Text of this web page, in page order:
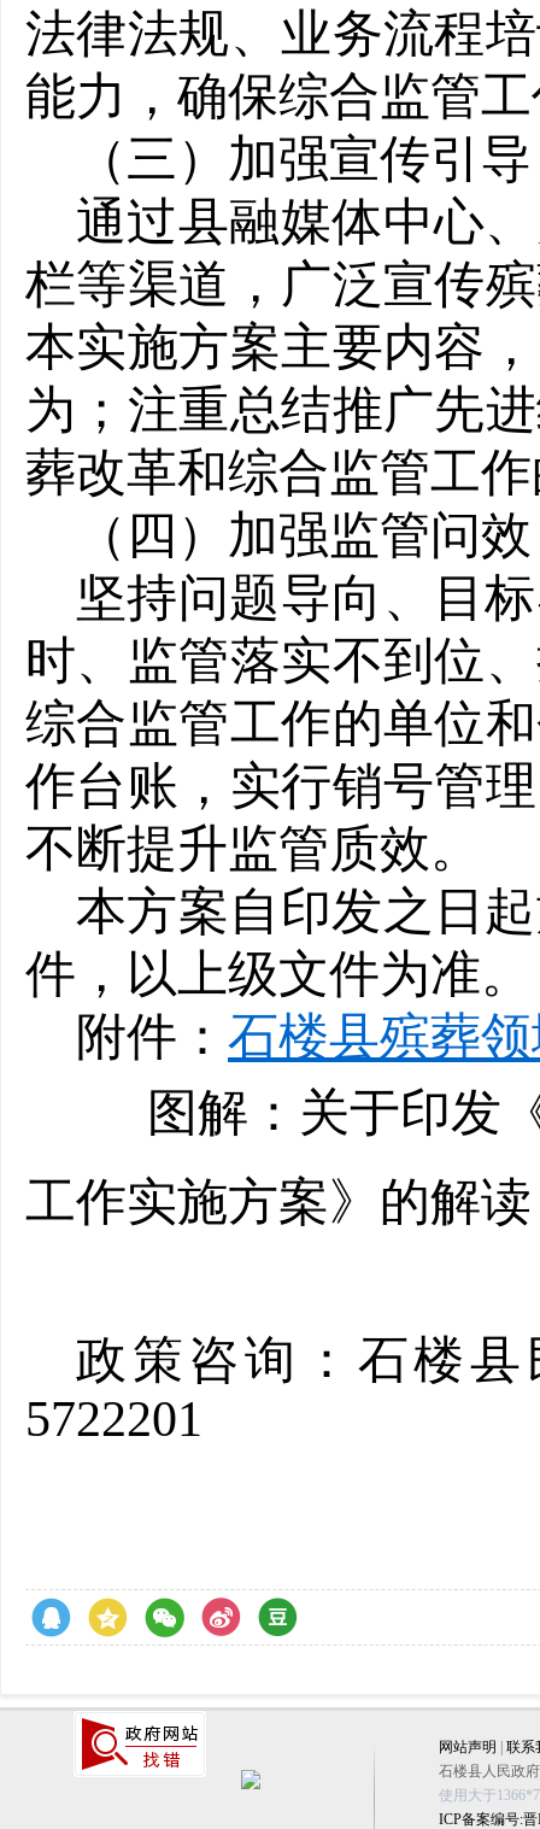
法律法规、业务流程
能力，确保综合监管
（三）加强宣传引导
通过县融媒体中心
栏等渠道，广泛宣传
本实施方案主要内容
为；注重总结推广先
葬改革和综合监管工
（四）加强监管问效
坚持问题导向、目
时、监管落实不到位
综合监管工作的单位
作台账，实行销号管
不断提升监管质效。
本方案自印发之日
件，以上级文件为准。
附件： 石楼县殡葬
图解：关于印发
工作实施方案》的解读
政策咨询：石楼
5722201
网站声明
联系
石楼县人民政
使用大于
ICP备案编号:晋